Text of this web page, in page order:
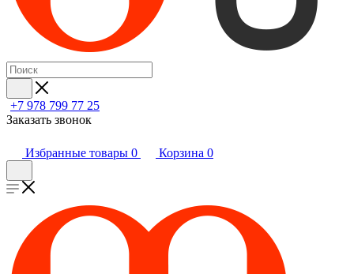
+7 978 799 77 25
Заказать звонок
Избранные товары 0 Корзина 0